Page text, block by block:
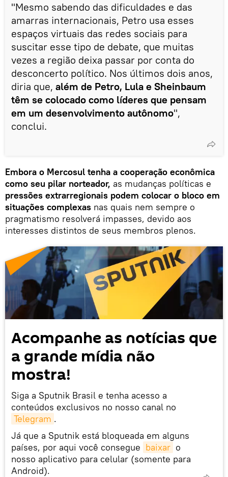
"Mesmo sabendo das dificuldades e das
amarras internacionais, Petro usa esses
espaços virtuais das redes sociais para
suscitar esse tipo de debate, que muitas
vezes a região deixa passar por conta do
desconcerto político. Nos últimos dois anos,
diria que, além de Petro, Lula e Sheinbaum
têm se colocado como líderes que pensam
em um desenvolvimento autônomo",
conclui.
Embora o Mercosul tenha a cooperação econômica
como seu pilar norteador, as mudanças políticas e
pressões extrarregionais podem colocar o bloco em
situações complexas nas quais nem sempre o
pragmatismo resolverá impasses, devido aos
interesses distintos de seus membros plenos.
Acompanhe as notícias que
a grande mídia não
mostra!
Siga a Sputnik Brasil e tenha acesso a
conteúdos exclusivos no nosso canal no
Telegram .
Já que a Sputnik está bloqueada em alguns
países, por aqui você consegue baixar o
nosso aplicativo para celular (somente para
Android).